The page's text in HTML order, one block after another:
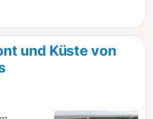
Île sowie auf die
Suscinio, Sitz der Herzöge
mit großer Artenvielfalt,
und Küste von